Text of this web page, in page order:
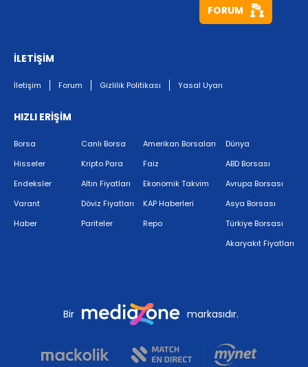
FORUM
İLETİŞİM
İletişim Forum Gizlilik Politikası Yasal Uyarı
HIZLI ERİŞİM
Borsa
Hisseler
Endeksler
Varant
Haber
Canlı Borsa
Kripto Para
Altın Fiyatları
Döviz Fiyatları
Pariteler
Amerikan Borsaları
Faiz
Ekonomik Takvim
KAP Haberleri
Repo
Dünya
ABD Borsası
Avrupa Borsası
Asya Borsası
Türkiye Borsası
Akaryakıt Fiyatları
Bir markasıdır.